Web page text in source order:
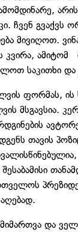
ჩვენ გვაქვს
მივიღოთ.
კვირა, ამიტომ
საკითხი
ფორმას, ის
მსგავსია.
თავის
მიმართვა და